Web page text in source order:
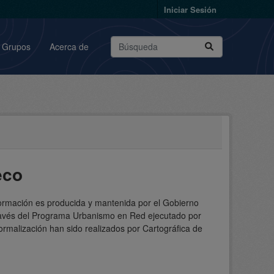
Iniciar Sesión
Grupos Acerca de
es producida y mantenida por el Gobierno
del Programa Urbanismo en Red ejecutado por
han sido realizados por Cartográfica de